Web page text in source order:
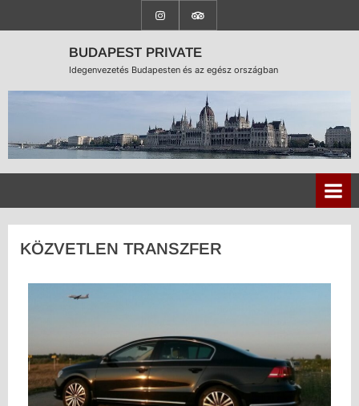
BUDAPEST PRIVATE
Idegenvezetés Budapesten és az egész országban
KÖZVETLEN TRANSZFER